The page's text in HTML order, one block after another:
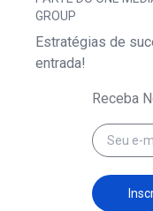
GROUP
Estratégias de
entrada!
Receba